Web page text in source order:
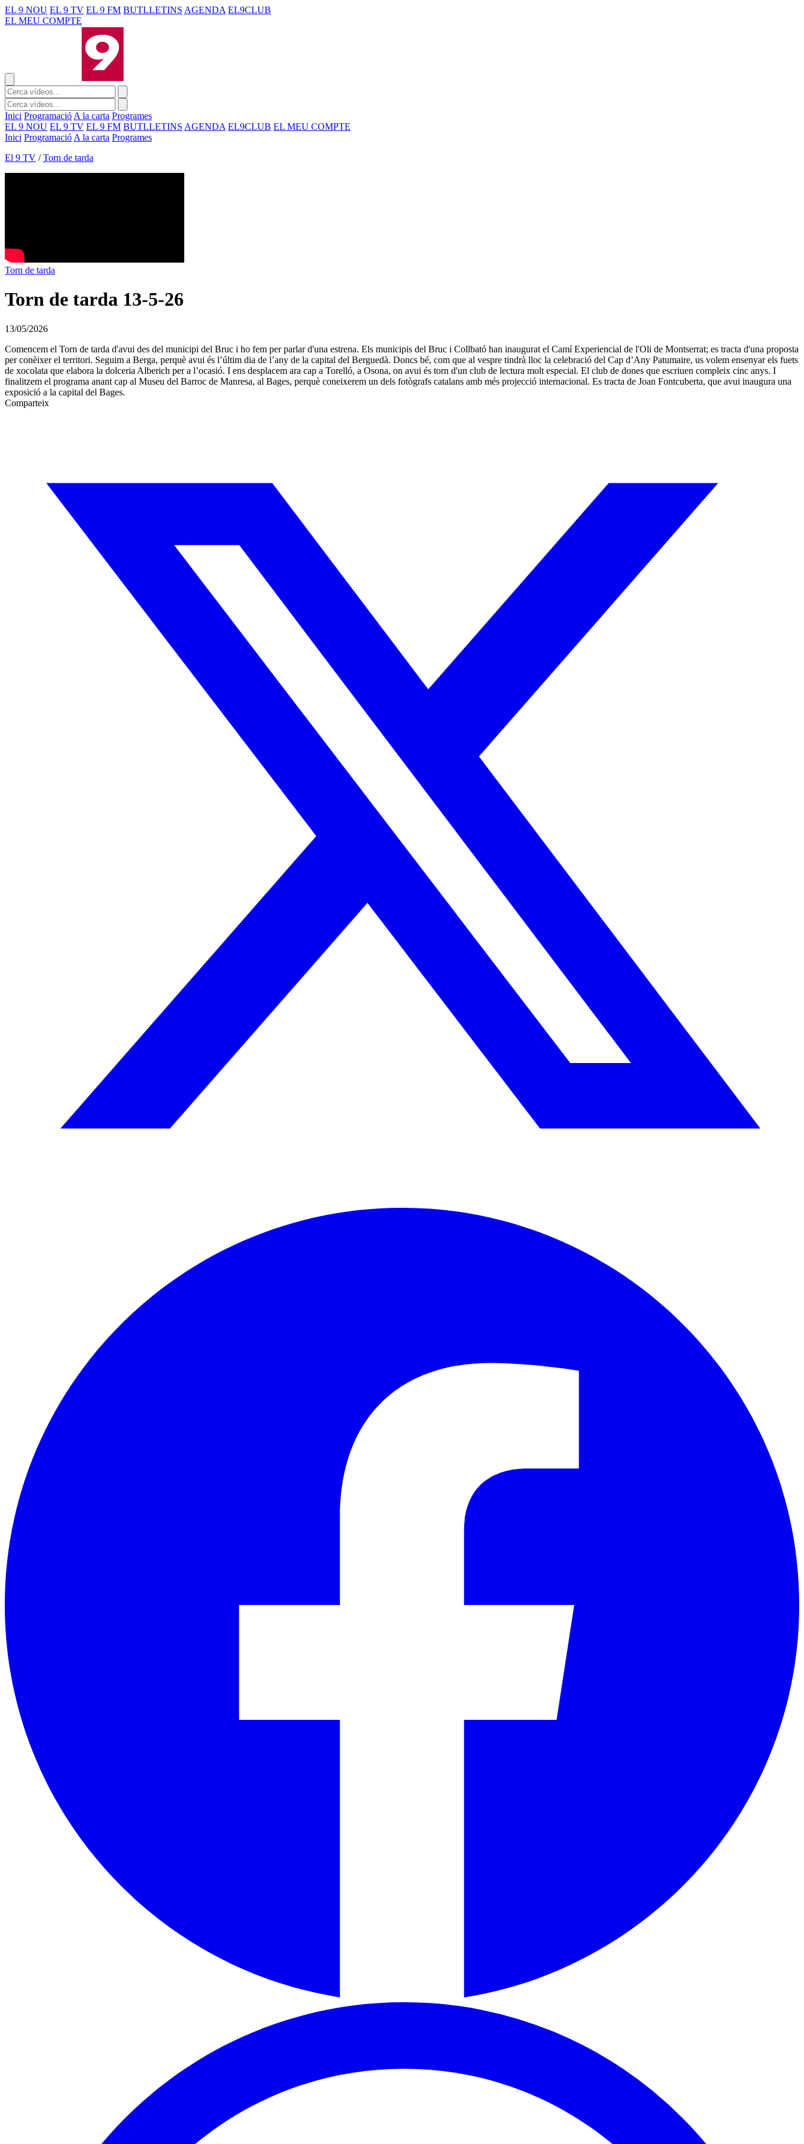
EL 9 NOU EL 9 TV EL 9 FM BUTLLETINS AGENDA EL9CLUB
EL MEU COMPTE
Inici Programació A la carta Programes
EL 9 NOU EL 9 TV EL 9 FM BUTLLETINS AGENDA EL9CLUB EL MEU COMPTE
Inici Programació A la carta Programes
El 9 TV / Torn de tarda
Torn de tarda
Torn de tarda 13-5-26
13/05/2026
Comencem el Torn de tarda d'avui des del municipi del Bruc i ho fem per parlar d'una estrena. Els municipis del Bruc i Collbató han inaugurat el Camí Experiencial de l'Oli de Montserrat; es tracta d'una proposta
per conèixer el territori. Seguim a Berga, perquè avui és l’últim dia de l’any de la capital del Berguedà. Doncs bé, com que al vespre tindrà lloc la celebració del Cap d’Any Patumaire, us volem ensenyar els fuets
de xocolata que elabora la dolceria Alberich per a l’ocasió. I ens desplacem ara cap a Torelló, a Osona, on avui és torn d'un club de lectura molt especial. El club de dones que escriuen compleix cinc anys. I
finalitzem el programa anant cap al Museu del Barroc de Manresa, al Bages, perquè coneixerem un dels fotògrafs catalans amb més projecció internacional. Es tracta de Joan Fontcuberta, que avui inaugura una
exposició a la capital del Bages.
Comparteix